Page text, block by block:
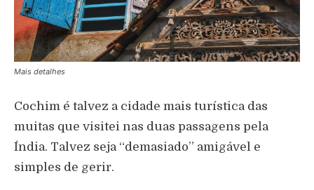
Mais detalhes
Cochim é talvez a cidade mais turística das
muitas que visitei nas duas passagens pela
Índia. Talvez seja “demasiado” amigável e
simples de gerir.